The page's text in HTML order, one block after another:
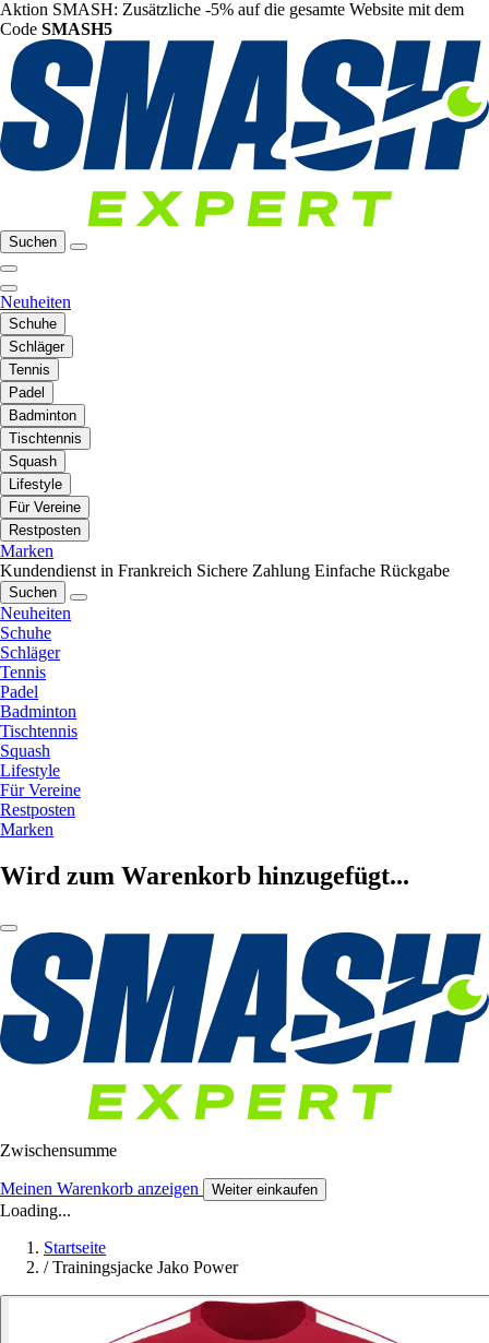
Aktion SMASH: Zusätzliche -5% auf die gesamte Website mit dem
Code SMASH5
Suchen
Neuheiten
Schuhe
Schläger
Tennis
Padel
Badminton
Tischtennis
Squash
Lifestyle
Für Vereine
Restposten
Marken
Kundendienst in Frankreich Sichere Zahlung Einfache Rückgabe
Suchen
Neuheiten
Schuhe
Schläger
Tennis
Padel
Badminton
Tischtennis
Squash
Lifestyle
Für Vereine
Restposten
Marken
Wird zum Warenkorb hinzugefügt...
Zwischensumme
Meinen Warenkorb anzeigen Weiter einkaufen
Loading...
Startseite
/ Trainingsjacke Jako Power